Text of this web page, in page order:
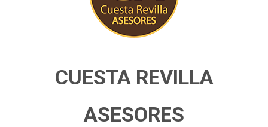
CUESTA REVILLA
ASESORES